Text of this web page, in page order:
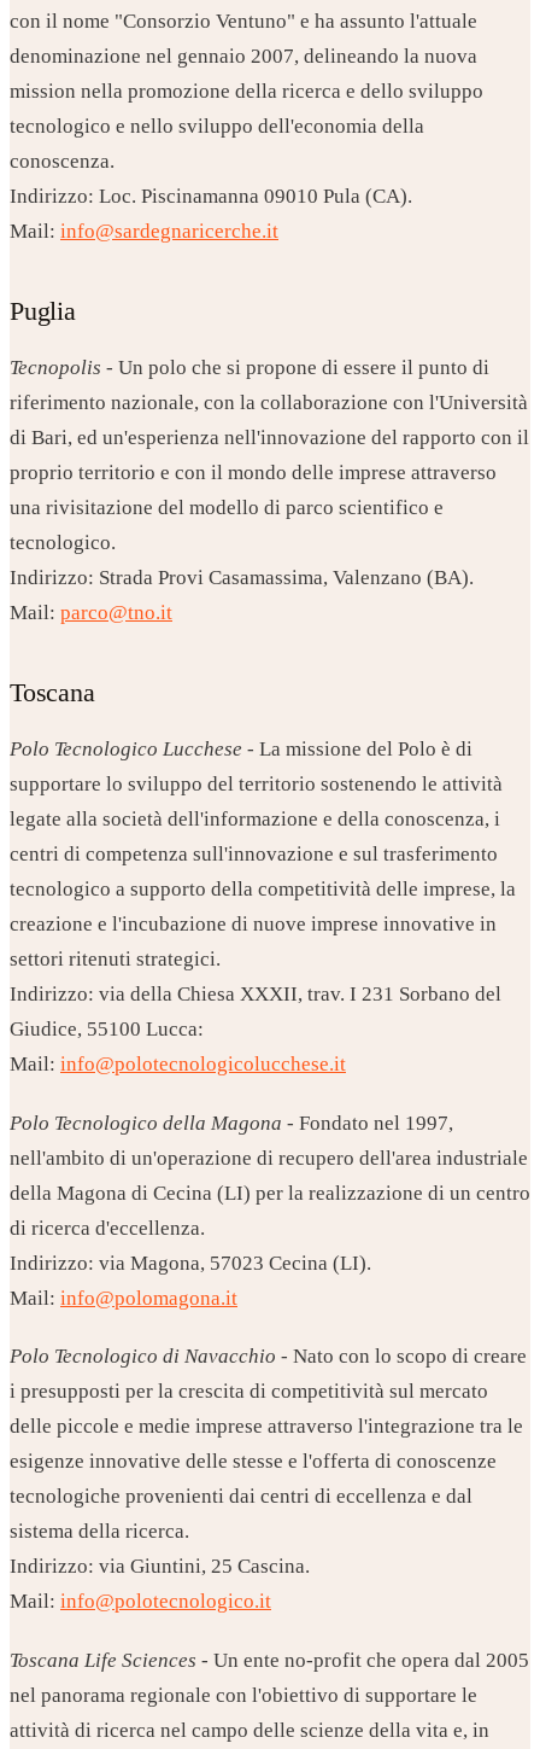
con il nome "Consorzio Ventuno" e ha assunto l'attuale
denominazione nel gennaio 2007, delineando la nuova
mission nella promozione della ricerca e dello sviluppo
tecnologico e nello sviluppo dell'economia della
conoscenza.
Indirizzo: Loc. Piscinamanna 09010 Pula (CA).
Mail: info@sardegnaricerche.it
Puglia
Tecnopolis - Un polo che si propone di essere il punto di
riferimento nazionale, con la collaborazione con l'Università
di Bari, ed un'esperienza nell'innovazione del rapporto con il
proprio territorio e con il mondo delle imprese attraverso
una rivisitazione del modello di parco scientifico e
tecnologico.
Indirizzo: Strada Provi Casamassima, Valenzano (BA).
Mail: parco@tno.it
Toscana
Polo Tecnologico Lucchese - La missione del Polo è di
supportare lo sviluppo del territorio sostenendo le attività
legate alla società dell'informazione e della conoscenza, i
centri di competenza sull'innovazione e sul trasferimento
tecnologico a supporto della competitività delle imprese, la
creazione e l'incubazione di nuove imprese innovative in
settori ritenuti strategici.
Indirizzo: via della Chiesa XXXII, trav. I 231 Sorbano del
Giudice, 55100 Lucca:
Mail: info@polotecnologicolucchese.it
Polo Tecnologico della Magona - Fondato nel 1997,
nell'ambito di un'operazione di recupero dell'area industriale
della Magona di Cecina (LI) per la realizzazione di un centro
di ricerca d'eccellenza.
Indirizzo: via Magona, 57023 Cecina (LI).
Mail: info@polomagona.it
Polo Tecnologico di Navacchio - Nato con lo scopo di creare
i presupposti per la crescita di competitività sul mercato
delle piccole e medie imprese attraverso l'integrazione tra le
esigenze innovative delle stesse e l'offerta di conoscenze
tecnologiche provenienti dai centri di eccellenza e dal
sistema della ricerca.
Indirizzo: via Giuntini, 25 Cascina.
Mail: info@polotecnologico.it
Toscana Life Sciences - Un ente no-profit che opera dal 2005
nel panorama regionale con l'obiettivo di supportare le
attività di ricerca nel campo delle scienze della vita e, in